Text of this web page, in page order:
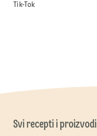
Tik-Tok
Svi recepti i proizvodi